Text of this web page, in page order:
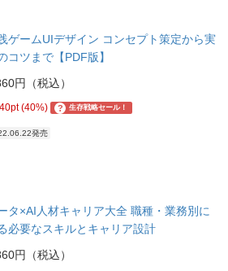
ゲームUIデザイン コンセプト策定から実
コツまで【PDF版】
円（税込）
(40%) ? 生存戦略セール！
発売
タ×AI人材キャリア大全 職種・業務別に
必要なスキルとキャリア設計
円（税込）